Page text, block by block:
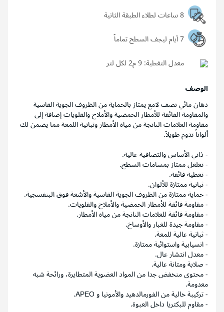
8 ساعات لطلاء الطبقة الثانية
7 أيام ليجف السطح تماماً
معدل التغطية:
الوصف
دهان مائي نصف لامع يمتاز بالحماية من الظروف الجوية القاسية
والمقاومة الفائقة للأمطار الحمضية والأملاح والقلويات إضافة إلى
مقاومة العلامات الناتجة من مياه الأمطار وثباتية اللمعة مما يضمن لك
ألواناً تدوم طويلاً.
- ذاتي الأساس والتصاقية عالية.
- تغلغل ممتاز بمسامات السطح.
- تغطية فائقة.
- ثباتية ممتازة للألوان.
- حماية ممتازة من الظروف الجوية القاسية والأشعة فوق البنفسجية.
- مقاومة فائقة للأمطار الحمضية والأملاح والقلويات.
- مقاومة فائقة للعلامات الناتجة من مياه الأمطار.
- مقاومة جيدة للغبار والأوساخ.
- ثباتية عالية للمعة.
- انسيابية واستوائية ممتازة.
- معدل انتشار عال.
- صلابة ومتانة عالية.
- محتوى منخفض جدا من المواد العضوية المتطايرة، ورائحة شبه
معدومة.
- تركيبة خالية من الفورمالدهيد والأمونيا و APEO.
- مقاوم للبكتريا داخل العبوة.